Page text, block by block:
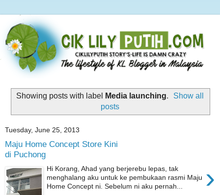
Showing posts with label Media launching.
Show all
posts
Tuesday, June 25, 2013
Maju Home Concept Store Kini
di Puchong
›
Hi Korang, Ahad yang berjerebu lepas, tak
menghalang aku untuk ke pembukaan rasmi Maju
Home Concept ni. Sebelum ni aku pernah...